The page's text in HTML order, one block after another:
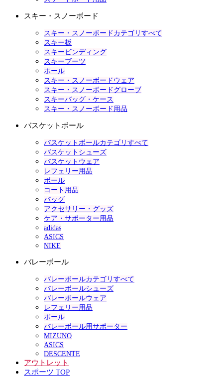
スキー・スノーボード
スキー・スノーボードカテゴリすべて
スキー板
スキービンディング
スキーブーツ
ポール
スキー・スノーボードウェア
スキー・スノーボードグローブ
スキーバッグ・ケース
スキー・スノーボード用品
バスケットボール
バスケットボールカテゴリすべて
バスケットシューズ
バスケットウェア
レフェリー用品
ボール
コート用品
バッグ
アクセサリー・グッズ
ケア・サポーター用品
adidas
ASICS
NIKE
バレーボール
バレーボールカテゴリすべて
バレーボールシューズ
バレーボールウェア
レフェリー用品
ボール
バレーボール用サポーター
MIZUNO
ASICS
DESCENTE
アウトレット
スポーツ TOP